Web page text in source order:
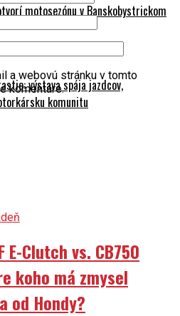
motosezónu v Banskobystrickom
výstava spája jazdcov,
komunitu
a webovú stránku v tomto
komentáre.
E-Clutch vs. CB750
koho má zmysel
od Hondy?